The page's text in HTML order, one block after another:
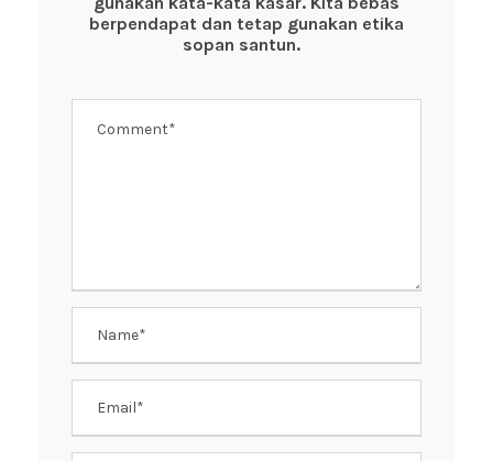
o
p
berpendapat dan tetap gunakan etika
sopan santun.